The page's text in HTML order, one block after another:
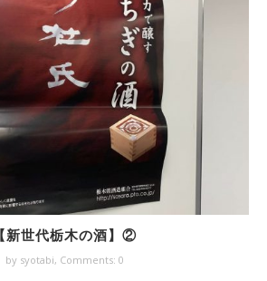
【新世代栃木の酒】②
by syotabi, Comments: 0